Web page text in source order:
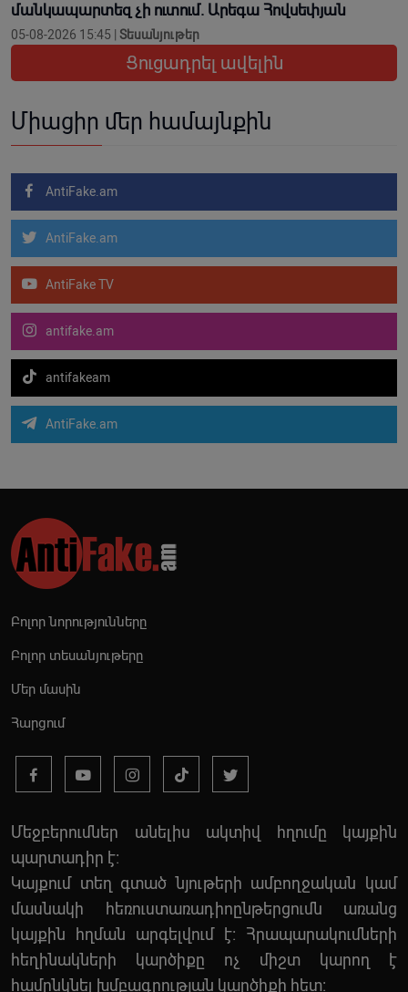
մանկապարտեզ չի ուտում. Արեգա Հովսեփյան
05-08-2026 15:45 | Տեսանյութեր
Ցուցադրել ավելին
Միացիր մեր համայնքին
AntiFake.am
AntiFake.am
AntiFake TV
antifake.am
antifakeam
AntiFake.am
Բոլոր նորությունները
Բոլոր տեսանյութերը
Մեր մասին
Հարցում
Մեջբերումներ անելիս ակտիվ հղումը կայքին
պարտադիր է:
Կայքում տեղ գտած նյութերի ամբողջական կամ
մասնակի հեռուստառադիոընթերցումն առանց
կայքին հղման արգելվում է: Հրապարակումների
հեղինակների կարծիքը ոչ միշտ կարող է
համընկնել խմբագրության կարծիքի հետ: